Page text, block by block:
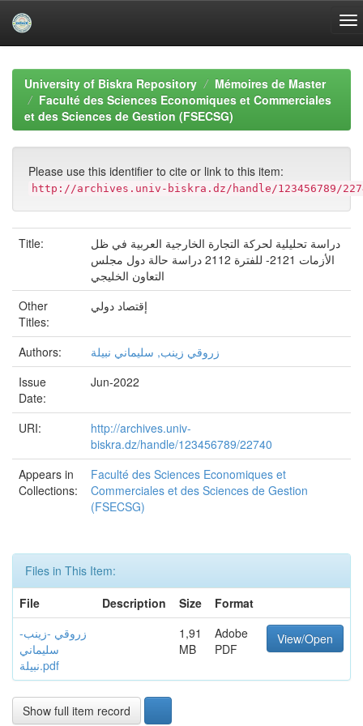
navigationUniversity of Biskra Repository
Mémoires de Master
Faculté des Sciences Economiques et Commerciales
et des Sciences de Gestion (FSECSG)
Please use this identifier to cite or link to this item:
http://archives.univ-biskra.dz/handle/123456789/
Title:
دراسة تحليلية لحركة التجارة الخارجية العربية في ظل
الأزمات 2121- للفترة 2112 دراسة حالة دول مجلس
التعاون الخليجي
Other
Titles:
إقتصاد دولي
Authors:
زروقي زينب, سليماني نبيلة
Issue
Date:
Jun-2022
URI:
http://archives.univ-
biskra.dz/handle/123456789/22740
Appears in
Collections:
Faculté des Sciences Economiques et
Commerciales et des Sciences de Gestion
(FSECSG)
Files in This Item:
File
Description Size
Format
زروقي -زينب-
سليماني
نبيلة.pdf
1,91
MB
Adobe
PDF
View/Open
Show full item record